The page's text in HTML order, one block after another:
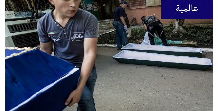
عالمية